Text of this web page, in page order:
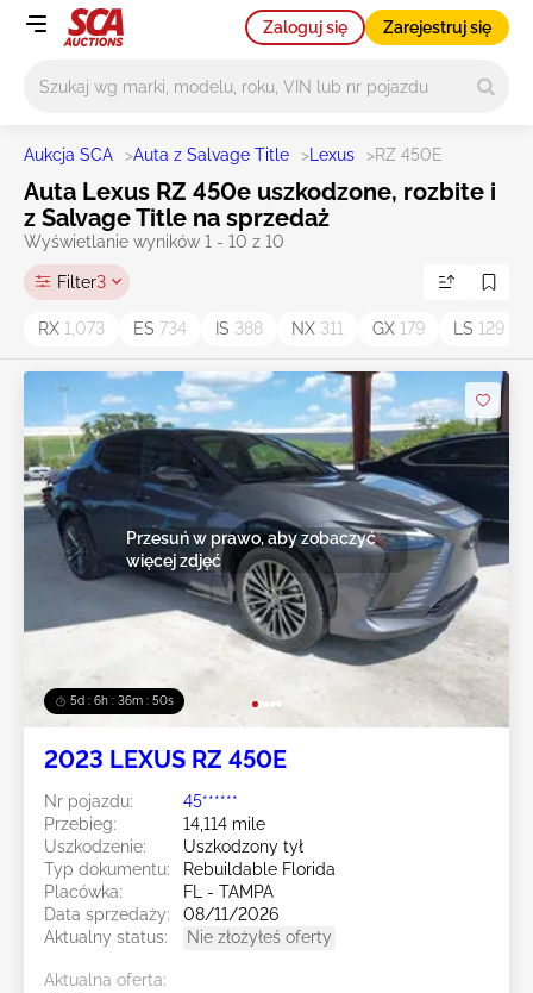
Zaloguj się Zarejestruj się
Aukcja SCA >Auta z Salvage Title > Lexus >RZ 450E
Auta Lexus RZ 450e uszkodzone, rozbite i
z Salvage Title na sprzedaż
Wyświetlanie wyników 1 - 10 z 10
Filter3
RX 1,073 ES 734 IS 388 NX 311 GX 179 LS 129
5d : 6h : 36m : 49s
Przesuń w prawo, aby zobaczyć
więcej zdjęć
2023 LEXUS RZ 450E
Nr pojazdu:
45******
Przebieg:
14,114 mile
Uszkodzenie:
Uszkodzony tył
Typ dokumentu:
Rebuildable Florida
Placówka:
FL - TAMPA
Data sprzedaży:
08/11/2026
Aktualny status:
Nie złożyłeś oferty
Aktualna oferta: